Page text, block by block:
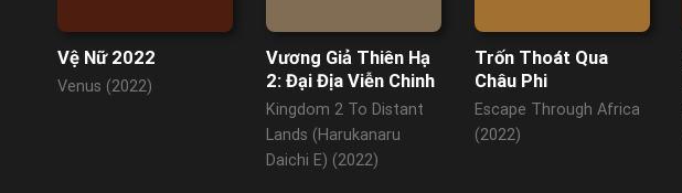
Vệ Nữ 2022
Venus (2022)
Vương Giả Thiên Hạ
2: Đại Địa Viễn Chinh
Kingdom 2 To Distant
Lands (Harukanaru
Daichi E) (2022)
Trốn Thoát Qua
Châu Phi
Escape Through Africa
(2022)